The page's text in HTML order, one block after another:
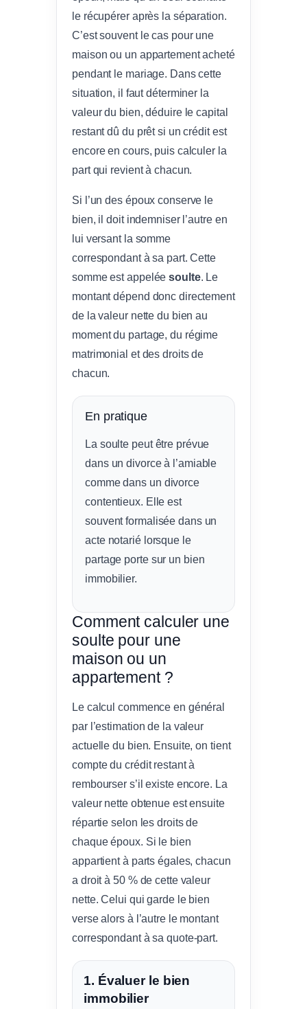
le récupérer après la séparation.
C’est souvent le cas pour une
maison ou un appartement acheté
pendant le mariage. Dans cette
situation, il faut déterminer la
valeur du bien, déduire le capital
restant dû du prêt si un crédit est
encore en cours, puis calculer la
part qui revient à chacun.
Si l’un des époux conserve le
bien, il doit indemniser l’autre en
lui versant la somme
correspondant à sa part. Cette
somme est appeléesoulte. Le
montant dépend donc directement
de la valeur nette du bien au
moment du partage, du régime
matrimonial et des droits de
chacun.
En pratique
La soulte peut être prévue
dans un divorce à l’amiable
comme dans un divorce
contentieux. Elle est
souvent formalisée dans un
acte notarié lorsque le
partage porte sur un bien
immobilier.
Comment calculer une
soulte pour une
maison ou un
appartement ?
Le calcul commence en général
par l’estimation de la valeur
actuelle du bien. Ensuite, on tient
compte du crédit restant à
rembourser s’il existe encore. La
valeur nette obtenue est ensuite
répartie selon les droits de
chaque époux. Si le bien
appartient à parts égales, chacun
a droit à 50 % de cette valeur
nette. Celui qui garde le bien
verse alors à l’autre le montant
correspondant à sa quote-part.
1. Évaluer le bien
immobilier